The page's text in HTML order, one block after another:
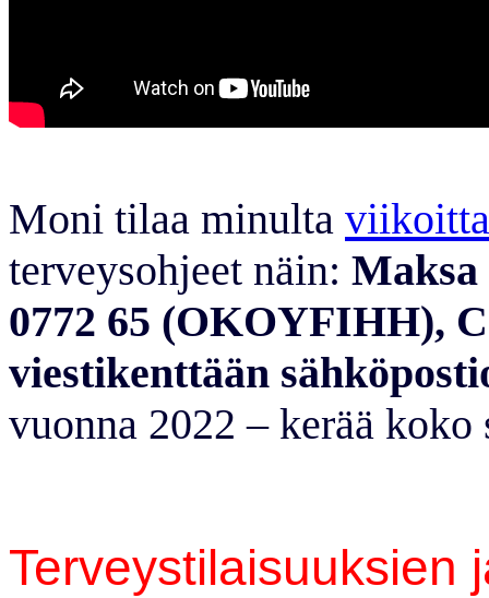
Moni tilaa minulta
terveysohjeet näin: Maksa
0772 65 (OKOYFIHH),
viestikenttään
vuonna 2022 – kerää koko
Terveystilaisuuksien